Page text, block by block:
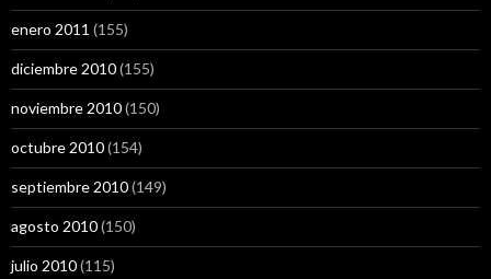
enero 2011 (155)
diciembre 2010(155)
noviembre 2010(150)
octubre 2010(154)
septiembre 2010(149)
agosto 2010(150)
julio 2010(115)